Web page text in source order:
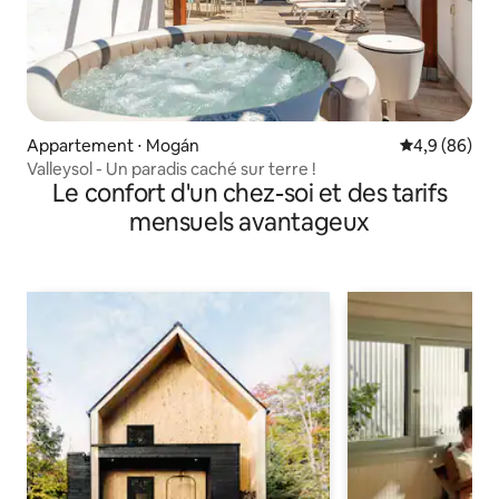
Appartement ⋅ Mogán Évaluation
4,9 (86)
Valleysol - Un paradis caché sur terre !
Le confort d'un chez-soi et des tarifs
mensuels avantageux